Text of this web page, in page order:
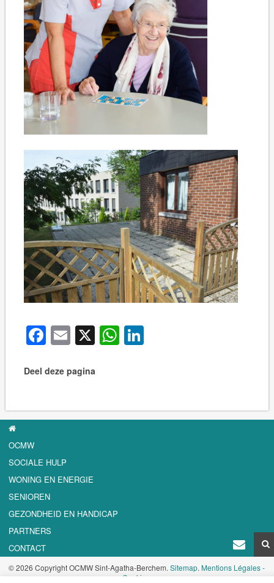
Facebook
Email
X WhatsApp
LinkedIn
Deel deze pagina
OCMW
SOCIALE HULP
WONING EN ENERGIE
SENIOREN
GEZONDHEID EN HANDICAP
PARTNERS
CONTACT
© 2026 Copyright OCMW Sint-Agatha-Berchem.Sitemap.Mentions Légales -
Cookies